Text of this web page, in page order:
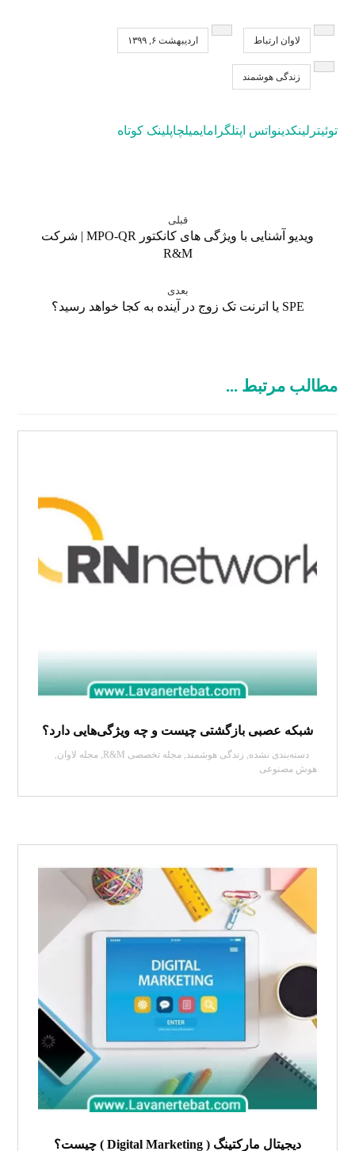
لاوان ارتباط اردیبهشت ۶, ۱۳۹۹
زندگی هوشمند
توئیتر لینکدینواتس اپتلگرامایمیلچاپلینک کوتاه
قبلی
ویدیو آشنایی با ویژگی های کانکتور MPO-QR | شرکت
R&M
بعدی
SPE یا اترنت تک زوج در آینده به کجا خواهد رسید؟
مطالب مرتبط ...
شبکه عصبی بازگشتی چیست و چه ویژگی‌هایی دارد؟
دسته‌بندی نشده, زندگی هوشمند,مجله تخصصی R&M ,مجله لاوان,
هوش مصنوعی
دیجیتال مارکتینگ ( Digital Marketing ) چیست؟